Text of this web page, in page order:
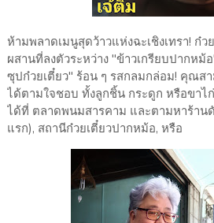
ห้ามพลาดเมนูสุดว้าวแห่งฉะเชิงเทรา! ก๋
ผสานที่ลงตัวระหว่าง "ข้าวเกรียบปากห
ซุปก๋วยเตี๋ยว" ร้อน ๆ รสกลมกล่อม! คุณสา
ได้ตามใจชอบ ทั้งลูกชิ้น กระดูก หรือขาไ
ได้ที่ ตลาดพนมสารคาม และตามหาร้านดั
แรก), สถานีก๋วยเตี๋ยวปากหม้อ, หรือ